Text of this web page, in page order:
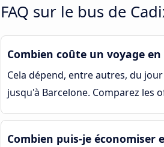
FAQ sur le bus de
Combien coûte un voyage
Cela dépend, entre autres, du
jusqu'à Barcelone. Comparez les
Combien puis-je économiser